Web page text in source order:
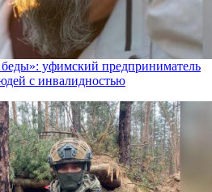
беды»: уфимский предприниматель
с инвалидностью